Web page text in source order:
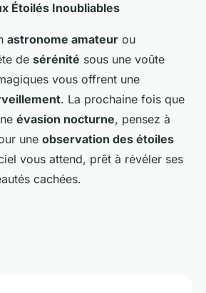
Étoilés Inoubliables
astronome amateur ou
de sérénité sous une voûte
vous offrent une
. La prochaine fois que
évasion nocturne, pensez à
une observation des étoiles
vous attend, prêt à révéler ses
cachées.